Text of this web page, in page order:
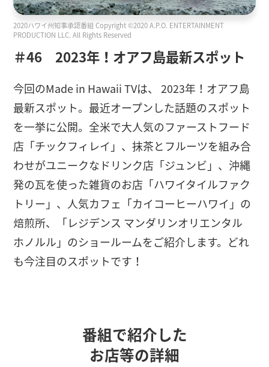
2020ハワイ州知事承認番組 Copyright ©2020 A.P.O. ENTERTAINMENT
PRODUCTION LLC. All Rights Reserved
＃46 2023年！オアフ島最新スポット
今回のMade in Hawaii TVは、 2023年！オアフ島
最新スポット。最近オープンした話題のスポット
を一挙に公開。全米で大人気のファーストフード
店「チックフィレイ」、抹茶とフルーツを組み合
わせがユニークなドリンク店「ジュンビ」、沖縄
発の瓦を使った雑貨のお店「ハワイタイルファク
トリー」、人気カフェ「カイコーヒーハワイ」の
焙煎所、「レジデンス マンダリンオリエンタル
ホノルル」のショールームをご紹介します。どれ
も今注目のスポットです！
番組で紹介した
お店等の詳細